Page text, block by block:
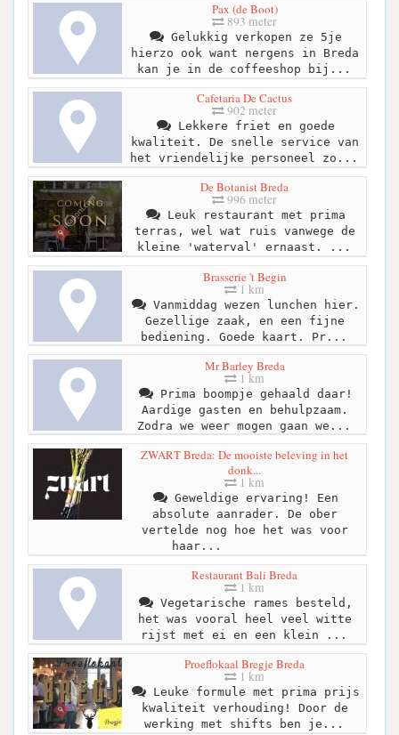
Pax (de Boot)
893 meter
Gelukkig verkopen ze 5je
hierzo ook want nergens in Breda
kan je in de coffeeshop bij...
Cafetaria De Cactus
902 meter
Lekkere friet en goede
kwaliteit. De snelle service van
het vriendelijke personeel zo...
De Botanist Breda
996 meter
Leuk restaurant met prima
terras, wel wat ruis vanwege de
kleine 'waterval' ernaast. ...
Brasserie 't Begin
1 km
Vanmiddag wezen lunchen hier.
Gezellige zaak, en een fijne
bediening. Goede kaart. Pr...
Mr Barley Breda
1 km
Prima boompje gehaald daar!
Aardige gasten en behulpzaam.
Zodra we weer mogen gaan we...
ZWART Breda: De mooiste beleving in het
donk...
1 km
Geweldige ervaring! Een
absolute aanrader. De ober
vertelde nog hoe het was voor
haar...
Restaurant Bali Breda
1 km
Vegetarische rames besteld,
het was vooral heel veel witte
rijst met ei en een klein ...
Proeflokaal Bregje Breda
1 km
Leuke formule met prima prijs
kwaliteit verhouding! Door de
werking met shifts ben je...